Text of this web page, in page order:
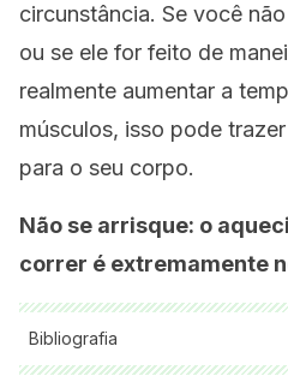
circunstância. Se você
ou se ele for feito de
realmente aumentar a
músculos, isso pode
para o seu corpo.
Não se arrisque: o
correr é extremamente
Bibliografia